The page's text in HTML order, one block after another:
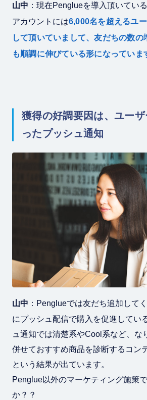
山中 ：現在Penglueを導入頂いてい
アカウントには6,000名を超えるユ
して頂いていまして、友だちの数の
も順調に伸びている形になっていま
獲得の好調要因は、ユー
ったプッシュ通知
山中 ：Penglueでは友だち追加して
にプッシュ配信で購入を促進してい
ュ通知では清楚系やCool系など、な
併せておすすめ商品を診断するコン
という結果が出ています。
Penglue以外のマーケティング施策
か？？